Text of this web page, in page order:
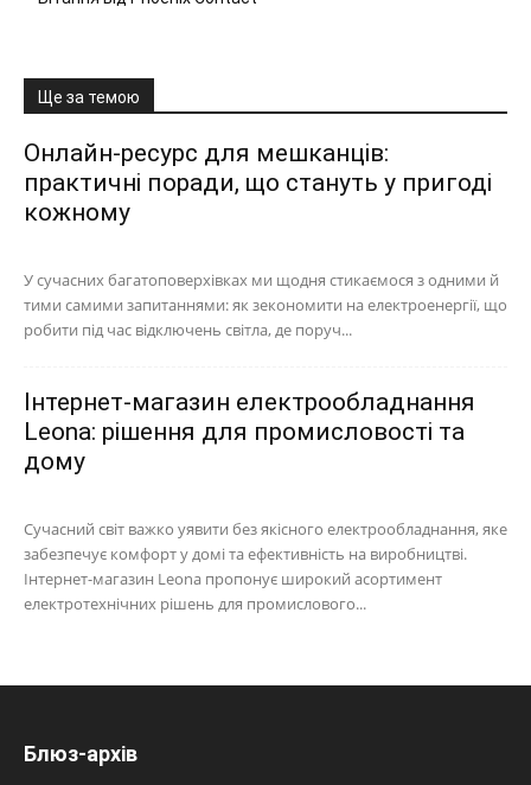
Ще за темою
Онлайн-ресурс для мешканців:
практичні поради, що стануть у пригоді
кожному
У сучасних багатоповерхівках ми щодня стикаємося з одними й
тими самими запитаннями: як зекономити на електроенергії, що
робити під час відключень світла, де поруч...
Інтернет-магазин електрообладнання
Leona: рішення для промисловості та
дому
Сучасний світ важко уявити без якісного електрообладнання, яке
забезпечує комфорт у домі та ефективність на виробництві.
Інтернет-магазин Leona пропонує широкий асортимент
електротехнічних рішень для промислового...
Блюз-архів